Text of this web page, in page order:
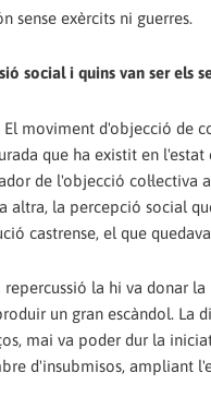
sense exèrcits ni guerres.
social i quins van ser els
El moviment d'objecció de
que ha existit en l'estat
de l'objecció col·lectiva
la percepció social
castrense, el que
repercussió la hi va donar
un gran escàndol. La
mai va poder dur la
d'insubmisos, ampliant